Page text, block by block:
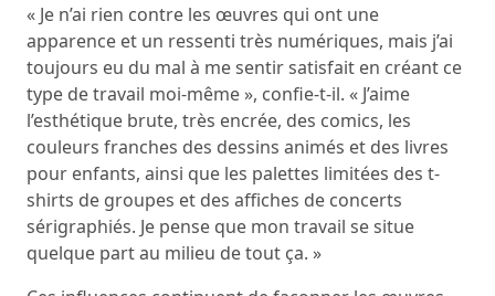
« Je n’ai rien contre les œuvres qui ont une
apparence et un ressenti très numériques, mais j’ai
toujours eu du mal à me sentir satisfait en créant ce
type de travail moi-même », confie-t-il. « J’aime
l’esthétique brute, très encrée, des comics, les
couleurs franches des dessins animés et des livres
pour enfants, ainsi que les palettes limitées des t-
shirts de groupes et des affiches de concerts
sérigraphiés. Je pense que mon travail se situe
quelque part au milieu de tout ça. »